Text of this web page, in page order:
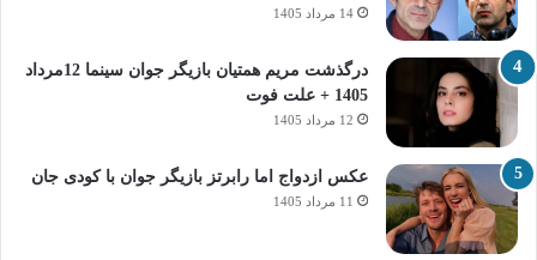
14 مرداد 1405
درگذشت مریم همتیان بازیگر جوان سینما 12مرداد
1405 + علت فوت
12 مرداد 1405
عکس ازدواج اما رابرتز بازیگر جوان با کودی جان
11 مرداد 1405